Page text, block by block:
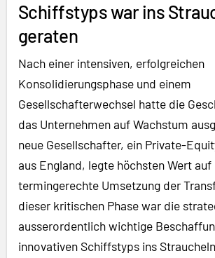
Schiffstyps war ins
geraten
Nach einer intensiven, erfolgreichen
Konsolidierungsphase und einem
Gesellschafterwechsel hatte die
das Unternehmen auf Wachstum
neue Gesellschafter, ein Private-
aus England, legte höchsten Wert auf
termingerechte Umsetzung der
dieser kritischen Phase war die
ausserordentlich wichtige
innovativen Schiffstyps ins